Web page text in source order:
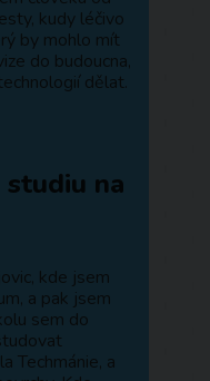
kudy léčivo
by mohlo mít
do budoucna,
dělat.
studiu na
kde jsem
a pak jsem
sem do
Techmánie, a